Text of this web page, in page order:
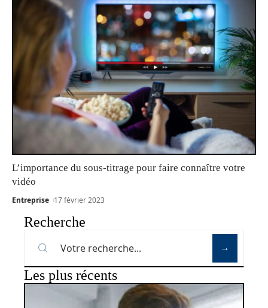
L’importance du sous-titrage pour faire connaître votre
vidéo
Entreprise 17 février 2023
Recherche
Les plus récents